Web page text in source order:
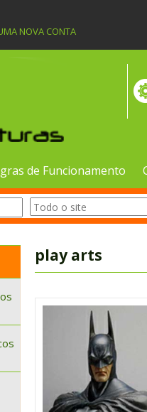
NOVA CONTA
de Funcionamento
play arts